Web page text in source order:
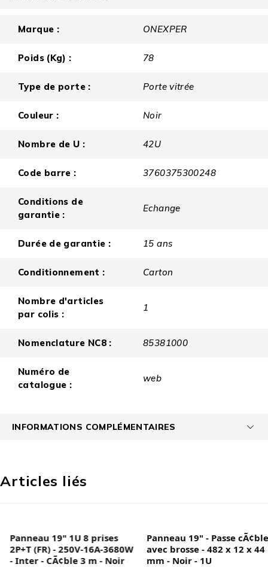
Marque : ONEXPER
Poids (Kg) : 78
Type de porte : Porte vitrée
Couleur : Noir
Nombre de U : 42U
Code barre : 3760375300248
Conditions de
garantie :
Echange
Durée de garantie : 15 ans
Conditionnement : Carton
Nombre d'articles
par colis :
1
Nomenclature NC8 : 85381000
Numéro de
catalogue :
web
INFORMATIONS COMPLÉMENTAIRES
Articles liés
Panneau 19" 1U 8 prises
2P+T (FR) - 250V-16A-3680W
- Inter - CÃ¢ble 3 m - Noir
Panneau 19" - Passe cÃ¢ble
avec brosse - 482 x 12 x 44
mm - Noir - 1U